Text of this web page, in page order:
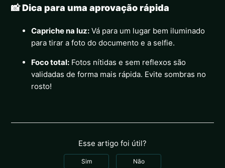
📸 Dica para uma aprovação rápida
Capriche na luz: Vá para um lugar bem iluminado
para tirar a foto do documento e a selfie.
Foco total: Fotos nítidas e sem reflexos são
validadas de forma mais rápida. Evite sombras no
rosto!
Esse artigo foi útil?
Sim Não